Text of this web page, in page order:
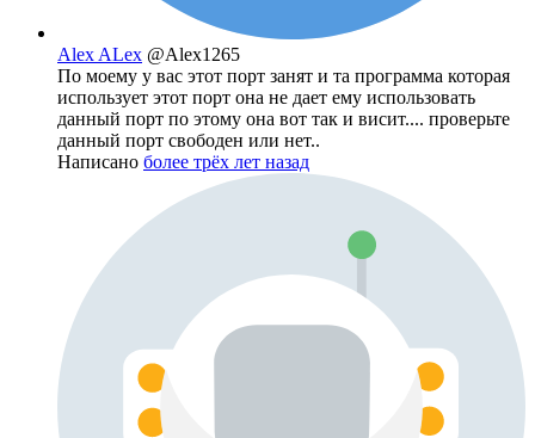
Alex ALex @Alex1265
По моему у вас этот порт занят и та программа которая
использует этот порт она не дает ему использовать
данный порт по этому она вот так и висит.... проверьте
данный порт свободен или нет..
Написано более трёх лет назад